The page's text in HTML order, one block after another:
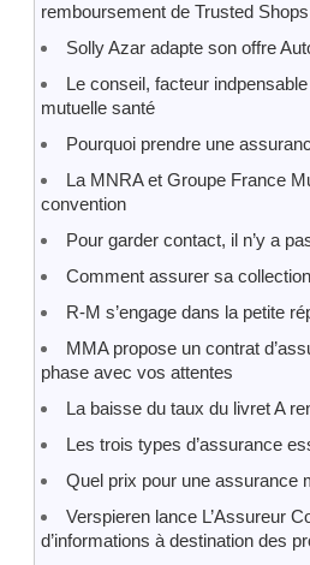
remboursement de Trusted
Solly Azar adapte son offre
Le conseil, facteur
mutuelle santé
Pourquoi prendre une
La MNRA et Groupe France
convention
Pour garder contact, il n’y a
Comment assurer sa
R-M s’engage dans la petite
MMA propose un contrat
phase avec vos attentes
La baisse du taux du livret A
Les trois types d’assurance
Quel prix pour une assurance
Verspieren lance L’Assureur
d’informations à destination des